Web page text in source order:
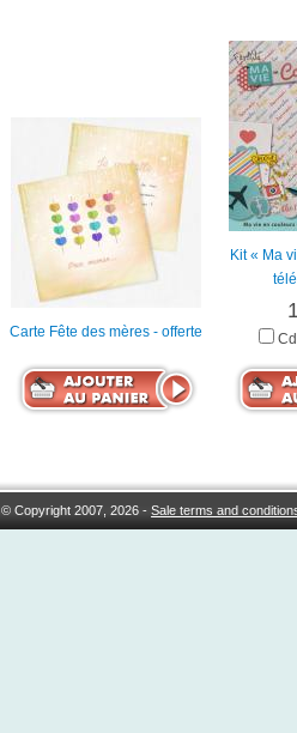
Carte Fête des mères - offerte
Kit « Ma
© Copyright 2007, 2026 -Sale terms and